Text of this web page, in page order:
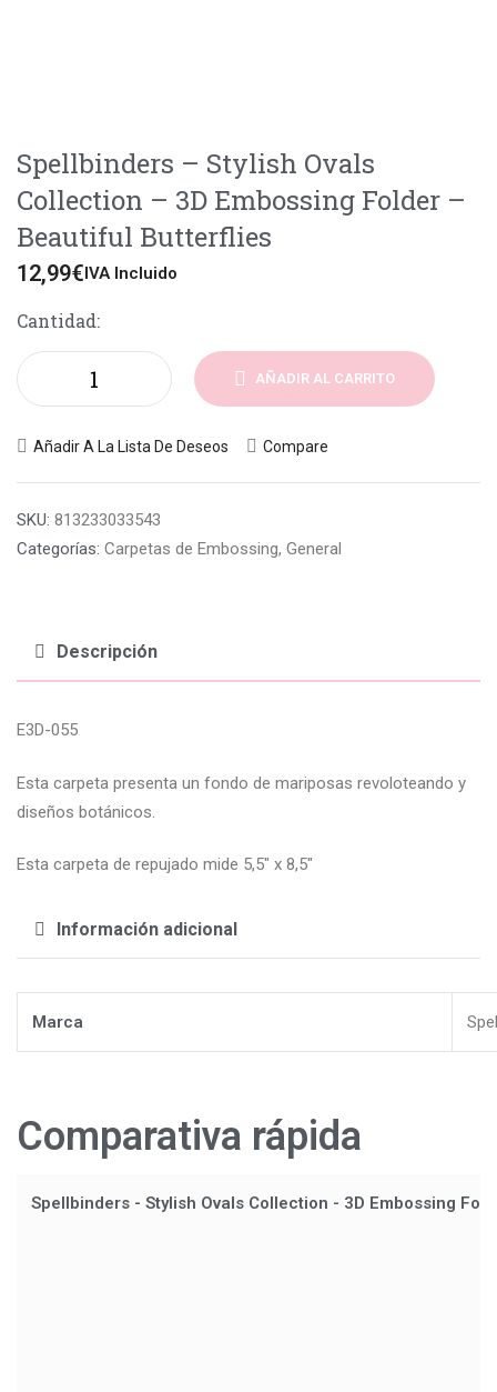
Spellbinders – Stylish Ovals
Collection – 3D Embossing Folder –
Beautiful Butterflies
12,99€IVA Incluido
Cantidad:
AÑADIR AL CARRITO
Añadir A La Lista De Deseos Compare
SKU: 813233033543
Categorías: Carpetas de Embossing, General
Descripción
E3D-055
Esta carpeta presenta un fondo de mariposas revoloteando y
diseños botánicos.
Esta carpeta de repujado mide 5,5″ x 8,5″
Información adicional
Marca
Comparativa rápida
Spellbinders - Stylish Ovals Collection - 3D Embossing